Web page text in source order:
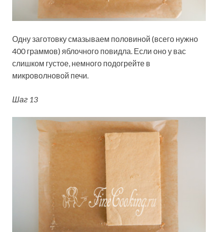
Одну заготовку смазываем половиной (всего нужно
400 граммов) яблочного повидла. Если оно у вас
слишком густое, немного подогрейте в
микроволновой печи.
Шаг 13